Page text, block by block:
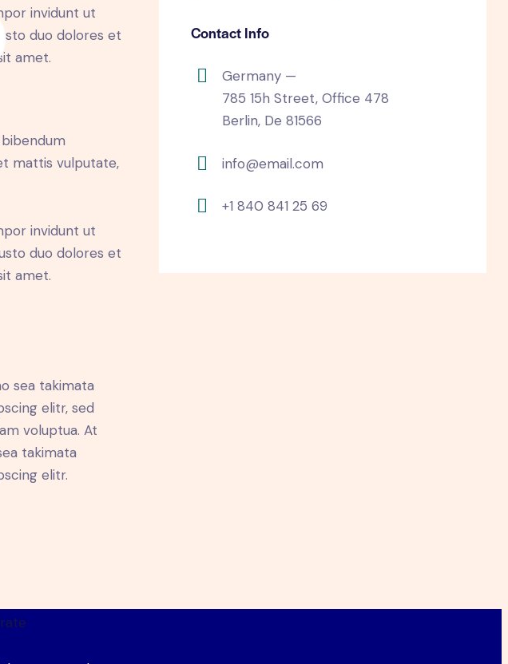
invidunt ut
duo dolores et
amet.
mattis vulputate,
invidunt ut
duo dolores et
amet.
sea takimata
elitr, sed
voluptua. At
takimata
elitr.
Contact Info
Germany —
785 15h Street, Office 478
Berlin, De 81566
info@email.com
+1 840 841 25 69